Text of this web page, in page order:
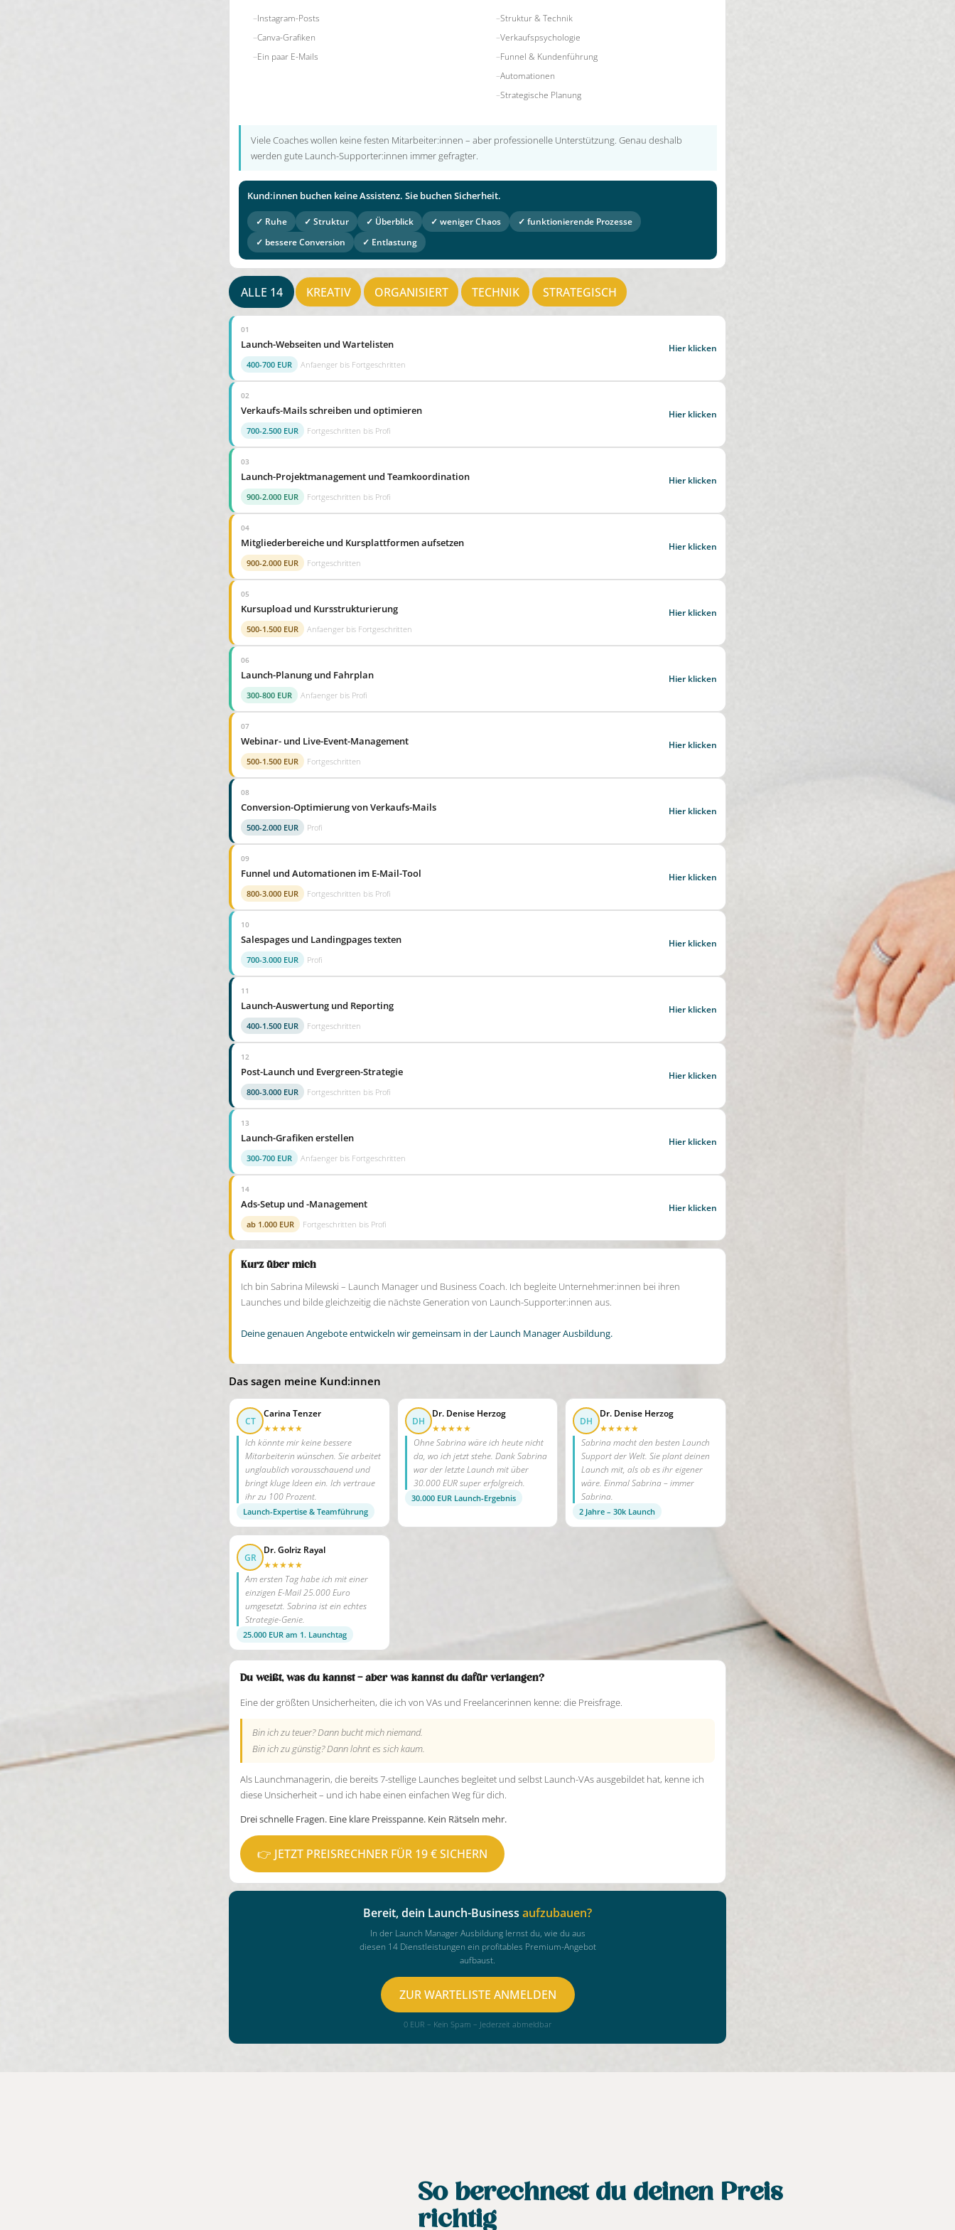
Instagram-Posts
Canva-Grafiken
Ein paar E-Mails
Struktur & Technik
Verkaufspsychologie
Funnel & Kundenführung
Automationen
Strategische Planung
Viele Coaches wollen keine festen Mitarbeiter:innen – aber professionelle Unterstützung. Genau deshalb
werden gute Launch-Supporter:innen immer gefragter.
Kund:innen buchen keine Assistenz. Sie buchen Sicherheit.
✓ Ruhe ✓ Struktur ✓ Überblick ✓ weniger Chaos
✓ funktionierende Prozesse
✓ bessere Conversion
✓ Entlastung
ALLE 14 KREATIV ORGANISIERT TECHNIK STRATEGISCH
01
Launch-Webseiten und Wartelisten
400-700 EUR Anfaenger bis Fortgeschritten
Hier klicken
02
Verkaufs-Mails schreiben und optimieren
700-2.500 EUR Fortgeschritten bis Profi
Hier klicken
03
Launch-Projektmanagement und Teamkoordination
900-2.000 EUR Fortgeschritten bis Profi
Hier klicken
04
Mitgliederbereiche und Kursplattformen aufsetzen
900-2.000 EUR Fortgeschritten
Hier klicken
05
Kursupload und Kursstrukturierung
500-1.500 EUR Anfaenger bis Fortgeschritten
Hier klicken
06
Launch-Planung und Fahrplan
300-800 EUR Anfaenger bis Profi
Hier klicken
07
Webinar- und Live-Event-Management
500-1.500 EUR Fortgeschritten
Hier klicken
08
Conversion-Optimierung von Verkaufs-Mails
500-2.000 EUR Profi
Hier klicken
09
Funnel und Automationen im E-Mail-Tool
800-3.000 EUR Fortgeschritten bis Profi
Hier klicken
10
Salespages und Landingpages texten
700-3.000 EUR Profi
Hier klicken
11
Launch-Auswertung und Reporting
400-1.500 EUR Fortgeschritten
Hier klicken
12
Post-Launch und Evergreen-Strategie
800-3.000 EUR Fortgeschritten bis Profi
Hier klicken
13
Launch-Grafiken erstellen
300-700 EUR Anfaenger bis Fortgeschritten
Hier klicken
14
Ads-Setup und -Management
ab 1.000 EUR Fortgeschritten bis Profi
Hier klicken
Kurz über mich
Ich bin Sabrina Milewski – Launch Manager und Business Coach. Ich begleite Unternehmer:innen bei ihren
Launches und bilde gleichzeitig die nächste Generation von Launch-Supporter:innen aus.
Deine genauen Angebote entwickeln wir gemeinsam in der Launch Manager Ausbildung.
Das sagen meine Kund:innen
CT
Carina Tenzer
★★★★★
Ich könnte mir keine bessere
Mitarbeiterin wünschen. Sie arbeitet
unglaublich vorausschauend und
bringt kluge Ideen ein. Ich vertraue
ihr zu 100 Prozent.
Launch-Expertise & Teamführung
DH
Dr. Denise Herzog
★★★★★
Ohne Sabrina wäre ich heute nicht
da, wo ich jetzt stehe. Dank Sabrina
war der letzte Launch mit über
30.000 EUR super erfolgreich.
30.000 EUR Launch-Ergebnis
DH
Dr. Denise Herzog
★★★★★
Sabrina macht den besten Launch
Support der Welt. Sie plant deinen
Launch mit, als ob es ihr eigener
wäre. Einmal Sabrina – immer
Sabrina.
2 Jahre – 30k Launch
GR
Dr. Golriz Rayal
★★★★★
Am ersten Tag habe ich mit einer
einzigen E-Mail 25.000 Euro
umgesetzt. Sabrina ist ein echtes
Strategie-Genie.
25.000 EUR am 1. Launchtag
Du weißt, was du kannst – aber was kannst du dafür verlangen?
Eine der größten Unsicherheiten, die ich von VAs und Freelancerinnen kenne: die Preisfrage.
Bin ich zu teuer? Dann bucht mich niemand.
Bin ich zu günstig? Dann lohnt es sich kaum.
Als Launchmanagerin, die bereits 7-stellige Launches begleitet und selbst Launch-VAs ausgebildet hat, kenne ich
diese Unsicherheit – und ich habe einen einfachen Weg für dich.
Drei schnelle Fragen. Eine klare Preisspanne. Kein Rätseln mehr.
👉 JETZT PREISRECHNER FÜR 19 € SICHERN
Bereit, dein Launch-Business aufzubauen?
In der Launch Manager Ausbildung lernst du, wie du aus
diesen 14 Dienstleistungen ein profitables Premium-Angebot
aufbaust.
ZUR WARTELISTE ANMELDEN
0 EUR – Kein Spam – Jederzeit abmeldbar
So berechnest du deinen Preis
richtig